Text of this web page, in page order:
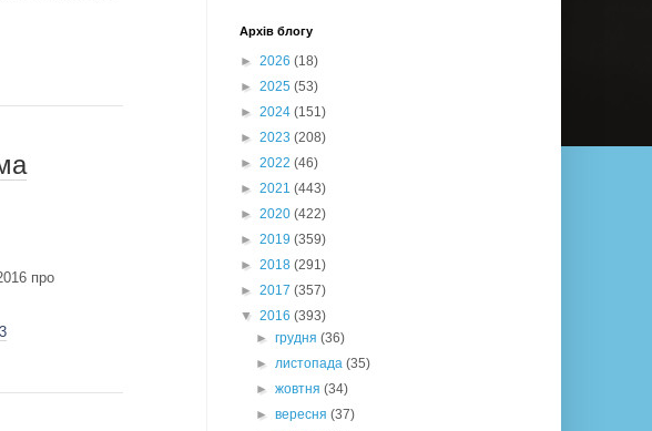
про
Архів блогу
► 2026 (18)
► 2025 (53)
► 2024 (151)
► 2023 (208)
► 2022 (46)
► 2021 (443)
► 2020 (422)
► 2019 (359)
► 2018 (291)
► 2017 (357)
▼ 2016 (393)
►грудня(36)
►листопада(35)
►жовтня(34)
►вересня(37)